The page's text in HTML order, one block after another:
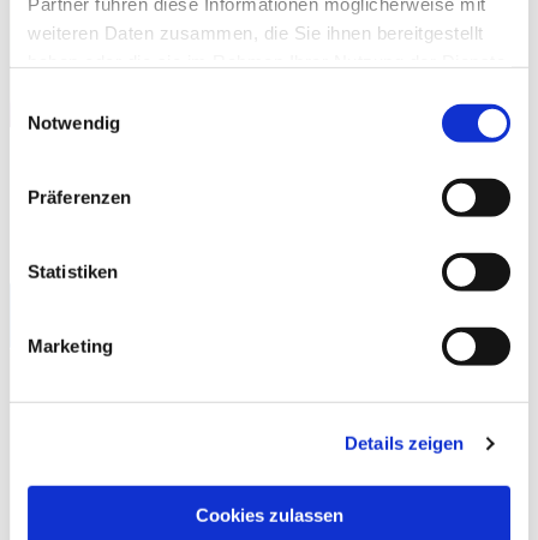
weiteren Daten zusammen, die Sie ihnen bereitgestellt
Notwendig
Präferenzen
Statistiken
Marketing
Details zeigen
Cookies zulassen
Pfarrerin Barbi Kohlhage